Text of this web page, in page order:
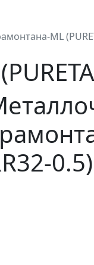
ML
0.5)